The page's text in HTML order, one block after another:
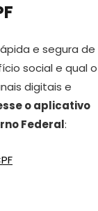
e segura de
social e qual o
digitais e
o aplicativo
Federal: